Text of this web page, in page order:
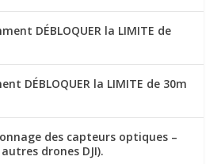
DÉBLOQUER la LIMITE de
DÉBLOQUER la LIMITE de 30m
des capteurs optiques –
drones DJI).